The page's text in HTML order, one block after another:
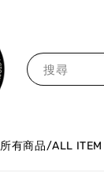
搜尋
所有商品/ALL ITEM